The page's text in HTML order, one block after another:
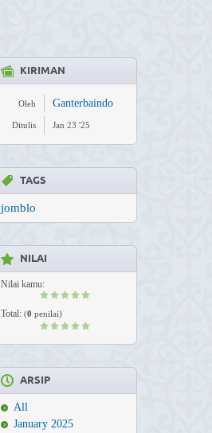
KIRIMAN
Oleh Ganterbaindo
Ditulis Jan 23 '25
TAGS
jomblo
NILAI
Nilai kamu:
Total: (0 penilai)
ARSIP
All
January 2025